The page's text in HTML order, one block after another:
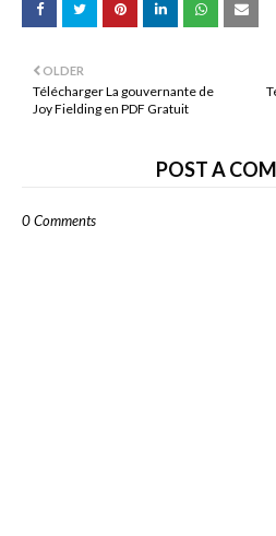
OLDER
Télécharger La gouvernante de
Joy Fielding en PDF Gratuit
POST A
0 Comments